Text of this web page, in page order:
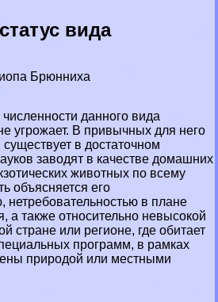
вида
Брюнниха
данного вида
угрожает. В привычных для него
в достаточном
заводят в качестве домашних
животных по всему
объясняется его
нетребовательностью в плане
а также относительно невысокой
стране или регионе, где обитает
программ, в рамках
природой или местными